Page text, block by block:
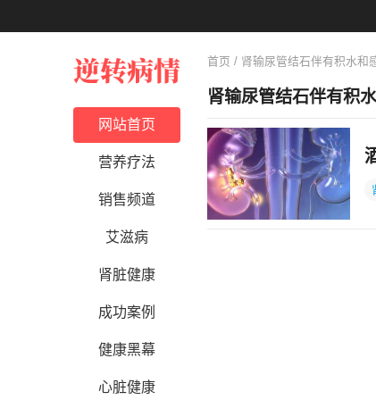
网站首页
营养疗法
销售频道
艾滋病
肾脏健康
成功案例
健康黑幕
心脏健康
首页 / 肾输尿管结石伴有积水和
肾输尿管结石伴有积